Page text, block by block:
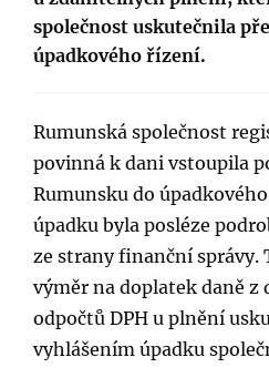
společnost uskutečnila
úpadkového řízení.
Rumunská společnost
povinná k dani vstoupila
Rumunsku do
úpadku byla posléze
ze strany finanční správy.
výměr na doplatek daně z
odpočtů DPH u plnění
vyhlášením úpadku